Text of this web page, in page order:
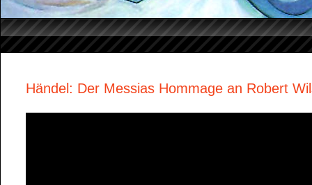
Händel: Der Messias Hommage an Robert